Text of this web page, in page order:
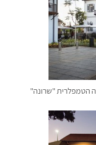
הטמפלרית "שרונה"